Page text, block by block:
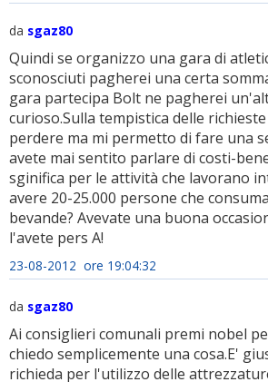
da sgaz80
Quindi se organizzo una gara di
sconosciuti pagherei una certa
gara partecipa Bolt ne pagherei
curioso.Sulla tempistica delle
perdere ma mi permetto di fare una
avete mai sentito parlare di costi-
sginifica per le attività che lavorano
avere 20-25.000 persone che
bevande? Avevate una buona
l'avete pers A!
23-08-2012 ore 19:04:32
da sgaz80
Ai consiglieri comunali premi nobel
chiedo semplicemente una cosa.E'
richieda per l'utilizzo delle